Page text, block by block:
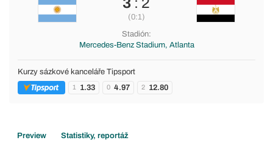
(0:1)
Stadión:
Mercedes-Benz Stadium, Atlanta
Kurzy sázkové kanceláře Tipsport
1 1.33 0 4.97 2 12.80
Preview Statistiky, reportáž